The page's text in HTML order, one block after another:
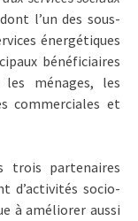
l’un des sous-
énergétiques
bénéficiaires
ménages, les
commerciales et
trois partenaires
d’activités socio-
à améliorer aussi